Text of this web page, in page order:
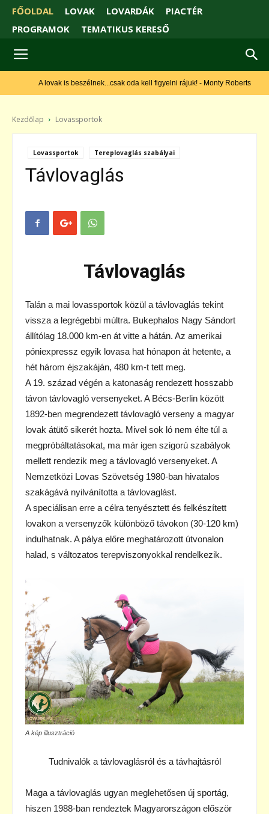
FŐOLDAL LOVAK LOVARDÁK
PIACTÉR
PROGRAMOK
TEMATIKUS KERESŐ
A lovak is beszélnek...csak oda kell figyelni rájuk! - Monty Roberts
Kezdőlap Lovassportok
Lovassportok Tereplovaglás szabályai
Távlovaglás
Távlovaglás
Talán a mai lovassportok közül a távlovaglás tekint
vissza a legrégebbi múltra. Bukephalos Nagy Sándort
állítólag 18.000 km-en át vitte a hátán. Az amerikai
póniexpressz egyik lovasa hat hónapon át hetente, a
hét három éjszakáján, 480 km-t tett meg.
A 19. század végén a katonaság rendezett hosszabb
távon távlovagló versenyeket. A Bécs-Berlin között
1892-ben megrendezett távlovagló verseny a magyar
lovak átütő sikerét hozta. Mivel sok ló nem élte túl a
megpróbáltatásokat, ma már igen szigorú szabályok
mellett rendezik meg a távlovagló versenyeket. A
Nemzetközi Lovas Szövetség 1980-ban hivatalos
szakágává nyilvánította a távlovaglást.
A speciálisan erre a célra tenyésztett és felkészített
lovakon a versenyzők különböző távokon (30-120 km)
indulhatnak. A pálya előre meghatározott útvonalon
halad, s változatos terepviszonyokkal rendelkezik.
A kép illusztráció
Tudnivalók a távlovaglásról és a távhajtásról
Maga a távlovaglás ugyan meglehetősen új sportág,
hiszen 1988-ban rendeztek Magyarországon először